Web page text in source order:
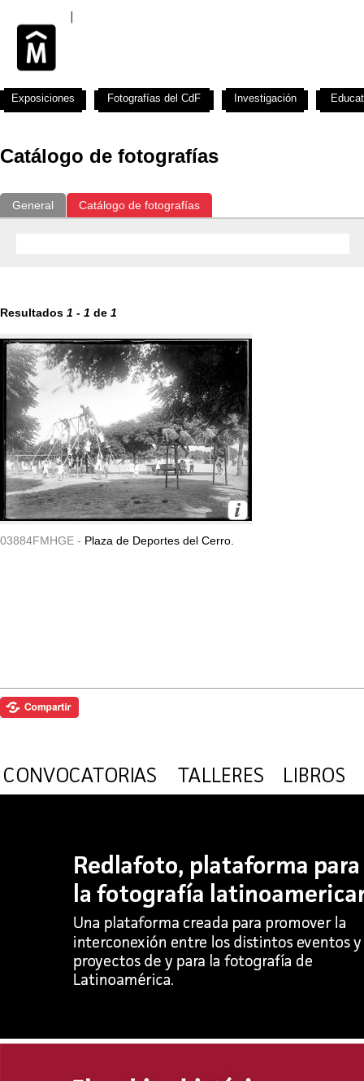
Catálogo de fotografías
General Catálogo de fotografías
Resultados 1 - 1 de 1
03884FMHGE - Plaza de Deportes del Cerro.
Exposiciones Fotografías del CdF Investigación